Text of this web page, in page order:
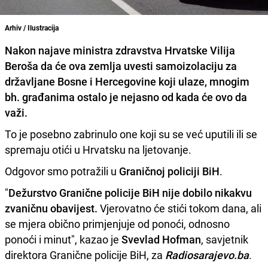
Arhiv / Ilustracija
Nakon najave ministra zdravstva Hrvatske Vilija
Beroša da će ova zemlja uvesti samoizolaciju za
državljane Bosne i Hercegovine koji ulaze, mnogim
bh. građanima ostalo je nejasno od kada će ovo da
važi.
To je posebno zabrinulo one koji su se već uputili ili se
spremaju otići u Hrvatsku na ljetovanje.
Odgovor smo potražili u Graničnoj policiji BiH.
"Dežurstvo Granične policije BiH nije dobilo nikakvu
zvaničnu obavijest. Vjerovatno će stići tokom dana, ali
se mjera obično primjenjuje od ponoći, odnosno
ponoći i minut", kazao je Svevlad Hofman, savjetnik
direktora Granične policije BiH, za Radiosarajevo.ba.